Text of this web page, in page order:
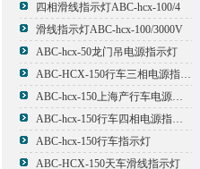
四相滑线指示灯ABC-hcx-100/4
滑线指示灯ABC-hcx-100/3000V
ABC-hcx-50龙门吊电源指示灯
ABC-HCX-150行车三相电源指示灯
ABC-hcx-150上海产行车电源指示灯
ABC-hcx-150行车四相电源指示灯
ABC-hcx-150行车指示灯
ABC-HCX-150天车滑线指示灯